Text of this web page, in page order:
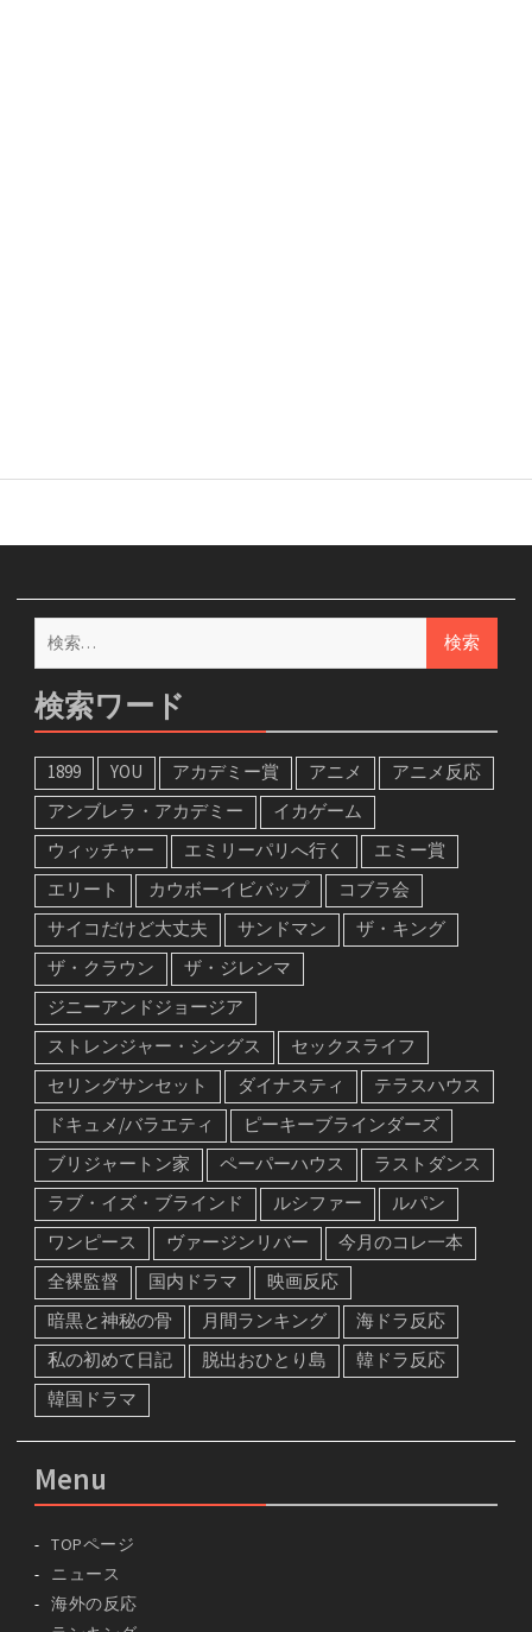
検
索:
検索ワード
1899 YOU アカデミー賞 アニメ
アニメ反応
アンブレラ・アカデミー
イカゲーム
ウィッチャー
エミリーパリへ行く
エミー賞
エリート
カウボーイビバップ
コブラ会
サイコだけど大丈夫
サンドマン
ザ・キング
ザ・クラウン
ザ・ジレンマ
ジニーアンドジョージア
ストレンジャー・シングス
セックスライフ
セリングサンセット
ダイナスティ
テラスハウス
ドキュメ/バラエティ
ピーキーブラインダーズ
ブリジャートン家
ペーパーハウス
ラストダンス
ラブ・イズ・ブラインド
ルシファー
ルパン
ワンピース
ヴァージンリバー
今月のコレ一本
全裸監督
国内ドラマ
映画反応
暗黒と神秘の骨
月間ランキング
海ドラ反応
私の初めて日記
脱出おひとり島
韓ドラ反応
韓国ドラマ
Menu
TOPページ
ニュース
海外の反応